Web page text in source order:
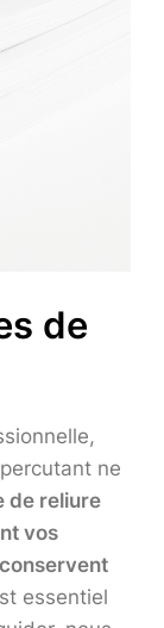
de
ne
de reliure
vos
essentiel